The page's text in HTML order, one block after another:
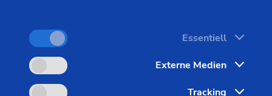
Zahnradherstellung.
Alle denkbaren Verzahnungsaufgaben können mit
diesen Wälzfräsmaschinen gelöst werden. Sowohl
Essentiell
Externe Medien
Tracking